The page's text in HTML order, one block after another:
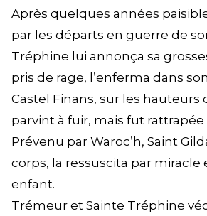
Après quelques années
par les départs en guerre de
Tréphine lui annonça sa
pris de rage, l’enferma dans
Castel Finans, sur les hauteurs
parvint à fuir, mais fut
Prévenu par Waroc’h, Saint
corps, la ressuscita par miracle
enfant.
Trémeur et Sainte Tréphine